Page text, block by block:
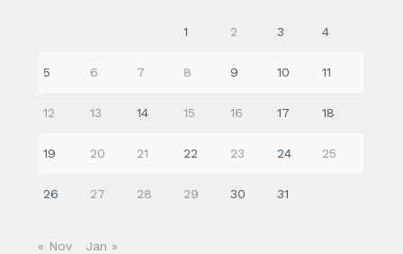
1 2 3 4
5 6 7 8 9 10 11
12 13 14 15 16 17 18
19 20 21 22 23 24 25
26 27 28 29 30 31
« Nov Jan »